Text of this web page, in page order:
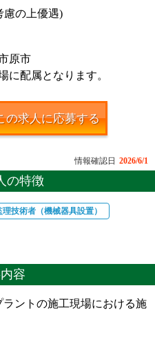
慮の上優遇)
原市
に配属となります。
の求人に応募する
情報確認日 2026/6/1
の特徴
理技術者（機械器具設置）
容
ントの施工現場における施